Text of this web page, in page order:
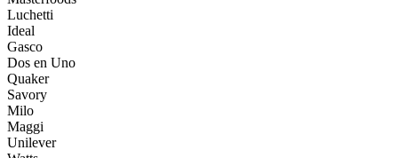
Luchetti
Ideal
Gasco
Dos en Uno
Quaker
Savory
Milo
Maggi
Unilever